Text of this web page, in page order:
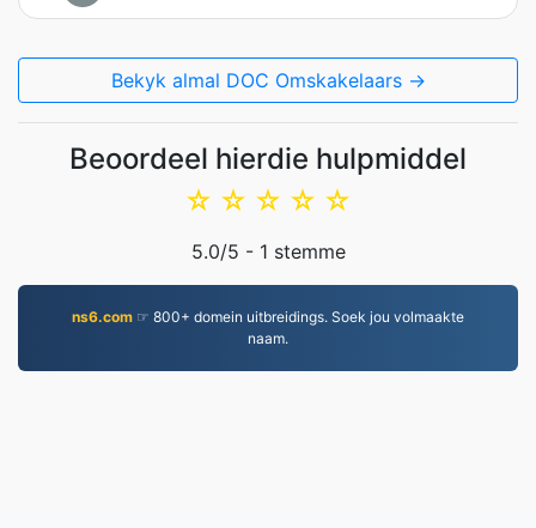
Bekyk almal DOC Omskakelaars →
Beoordeel hierdie hulpmiddel
☆
☆
☆
☆
☆
5.0/5 - 1 stemme
ns6.com ☞ 800+ domein uitbreidings. Soek jou volmaakte
naam.